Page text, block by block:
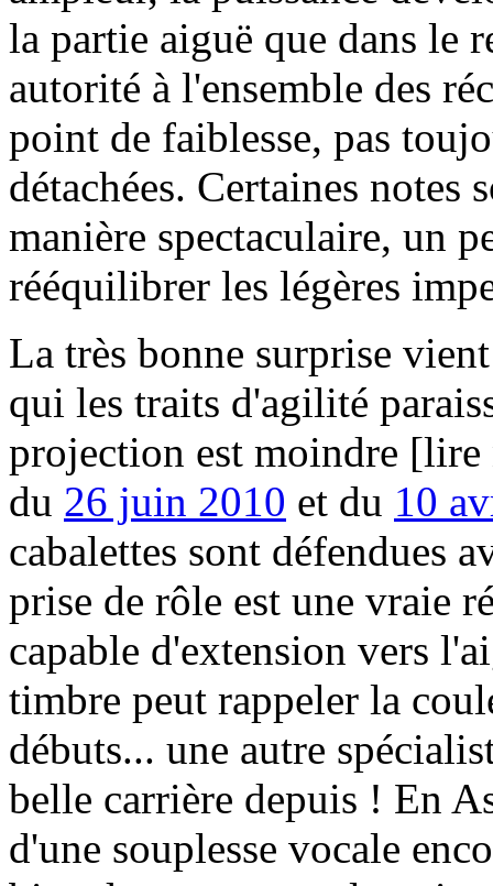
la partie aiguë que dans le
autorité à l'ensemble des
point de faiblesse, pas
détachées. Certaines notes
manière spectaculaire, un
rééquilibrer les légères
La très bonne surprise
qui les traits d'agilité
projection est moindre
du 26 juin 2010 et du 10
cabalettes sont défendues
prise de rôle est une vraie
capable d'extension vers
timbre peut rappeler la
débuts... une autre
belle carrière depuis ! En
d'une souplesse vocale